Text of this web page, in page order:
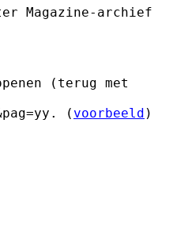
Magazine-archief
(terug met
( voorbeeld )